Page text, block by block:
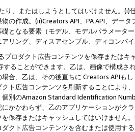
り、またはしようとしてはいけません。
の作成。(ii)Creators API、PA API、デー
となる要素（モデル、モデルパラメータ
リング、ディスアセンブル、ディコンパ
プロダクト広告コンテンツを保存または
することができます。乙は、画像で構成
合、乙は、その後直ちに Creators APIも
ト広告コンテンツを刷新することにより
個別のAmazon Standard Identification
かかわらず、乙のアプリケーションがク
保存またはキャッシュしてはいけません
クト広告コンテンツを含むまたは使用す